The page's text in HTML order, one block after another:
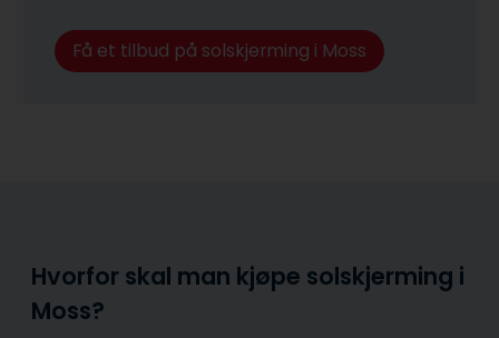
Få et tilbud på solskjerming i Moss
Hvorfor skal man kjøpe solskjerming i
Moss?